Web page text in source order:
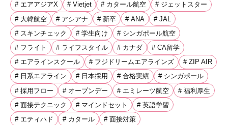
# エアアジアX
# Vietjet # カタール航空
# ジェットスター
# 大韓航空
# アシアナ # 新卒 # ANA
# JAL
# スキンチェック
# 学生向け
# シンガポール航空
# フライト
# ライフスタイル # カナダ
# CA留学
# エアラインスクール
# フジドリームエアラインズ
# ZIP AIR
# 日系エアライン
# 日本採用 # 合格実績
# シンガポール
# 採用フロー
# オープンデー # エミレーツ航空
# 福利厚生
# 面接テクニック
# マインドセット
# 英語学習
# エティハド
# カタール
# 面接対策